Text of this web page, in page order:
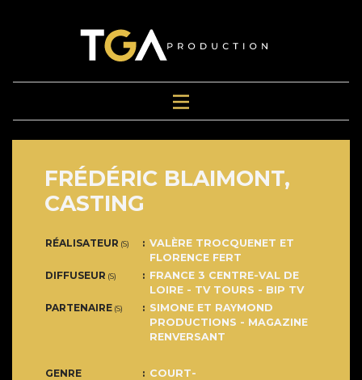
FRÉDÉRIC BLAIMONT,
CASTING
RÉALISATEUR (S)
VALÈRE TROCQUENET ET
FLORENCE FERT
DIFFUSEUR (S)
FRANCE 3 CENTRE-VAL DE
LOIRE - TV TOURS - BIP TV
PARTENAIRE (S)
SIMONE ET RAYMOND
PRODUCTIONS - MAGAZINE
RENVERSANT
GENRE
COURT-